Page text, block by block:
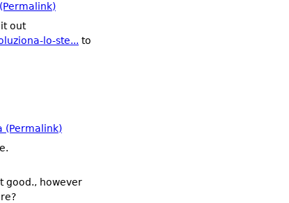
out
lo-ste... to
(Permalink)
good., however